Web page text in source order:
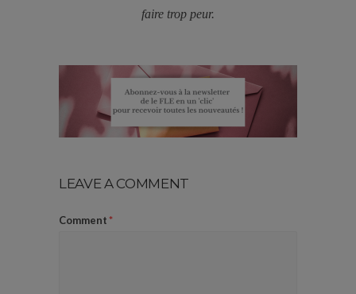
faire trop peur.
LEAVE A COMMENT
Comment*